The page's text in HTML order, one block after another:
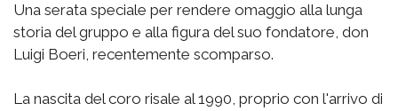
Una serata speciale per rendere omaggio alla lunga
storia del gruppo e alla figura del suo fondatore, don
Luigi Boeri, recentemente scomparso.
La nascita del coro risale al 1990, proprio con l'arrivo di